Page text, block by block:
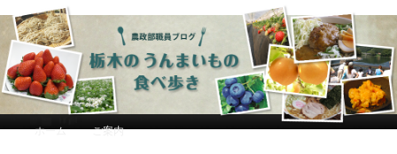
農政部職員ブログ「栃木のうんまい
もの食べ歩き」
メインコンテンツへ移動
サブコンテンツへ移動
ホーム ご案内